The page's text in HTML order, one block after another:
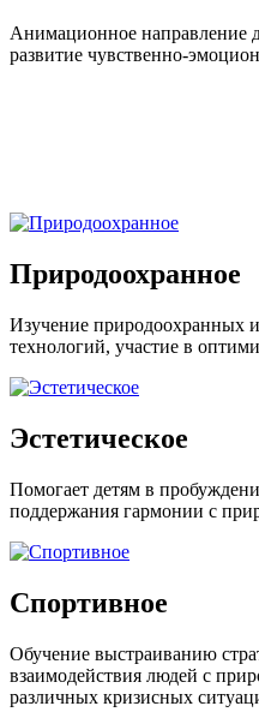
Анимационное направление
развитие чувственно-
Природоохранное
Изучение природоохранных
технологий, участие в
Эстетическое
Помогает детям в
поддержания гармонии с
Спортивное
Обучение выстраиванию
взаимодействия людей с
различных кризисных